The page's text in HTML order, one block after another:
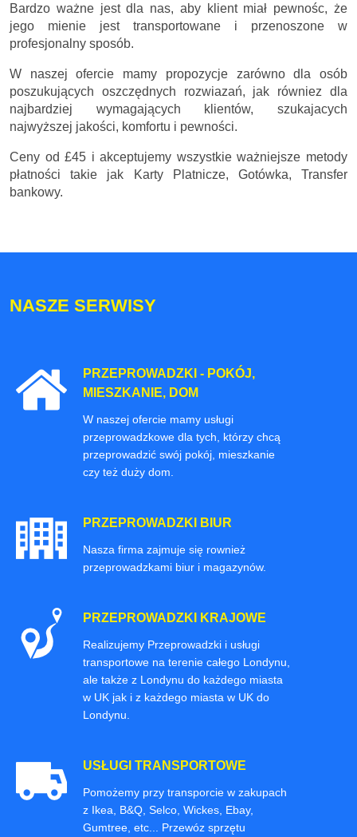
Bardzo ważne jest dla nas, aby klient miał pewnośc, że
jego mienie jest transportowane i przenoszone w
profesjonalny sposób.
W naszej ofercie mamy propozycje zarówno dla osób
poszukujących oszczędnych rozwiazań, jak równiez dla
najbardziej wymagających klientów, szukajacych
najwyższej jakości, komfortu i pewności.
Ceny od £45 i akceptujemy wszystkie ważniejsze metody
płatności takie jak Karty Platnicze, Gotówka, Transfer
bankowy.
NASZE SERWISY
PRZEPROWADZKI - POKÓJ,
MIESZKANIE, DOM
W naszej ofercie mamy usługi
przeprowadzkowe dla tych, którzy chcą
przeprowadzić swój pokój, mieszkanie
czy też duży dom.
PRZEPROWADZKI BIUR
Nasza firma zajmuje się rownież
przeprowadzkami biur i magazynów.
PRZEPROWADZKI KRAJOWE
Realizujemy Przeprowadzki i usługi
transportowe na terenie całego Londynu,
ale także z Londynu do każdego miasta
w UK jak i z każdego miasta w UK do
Londynu.
USŁUGI TRANSPORTOWE
Pomożemy przy transporcie w zakupach
z Ikea, B&Q, Selco, Wickes, Ebay,
Gumtree, etc... Przewóz sprzętu